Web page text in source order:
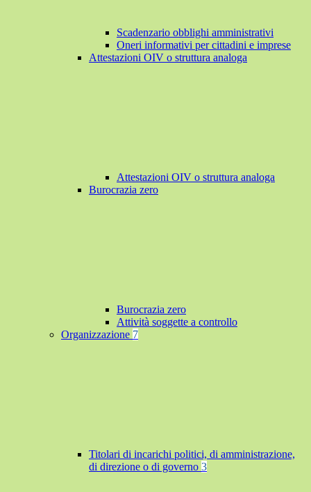
Scadenzario obblighi amministrativi
Oneri informativi per cittadini e imprese
Attestazioni OIV o struttura analoga
Attestazioni OIV o struttura analoga
Burocrazia zero
Burocrazia zero
Attività soggette a controllo
Organizzazione 7
Titolari di incarichi politici, di amministrazione,
di direzione o di governo 3